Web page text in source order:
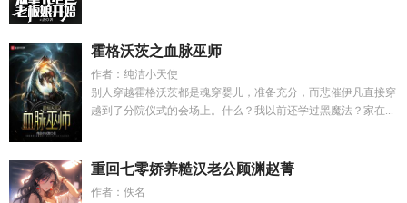
霍格沃茨之血脉巫师
作者：纯洁小天使
别人穿越霍格沃茨都是魂穿婴儿，准备充分，而悲催伊凡直接穿
越到了分院仪式的会场上。什么？我以前还学过黑魔法？家在...
重回七零娇养糙汉老公顾渊赵菁
作者：佚名